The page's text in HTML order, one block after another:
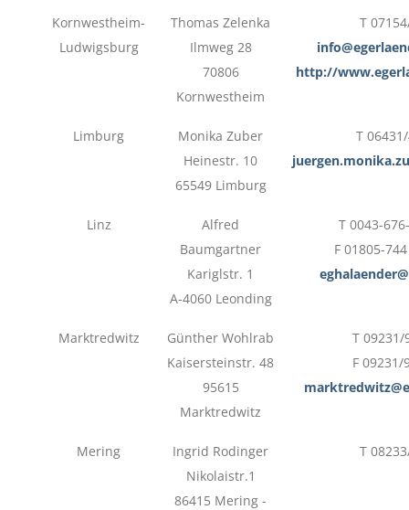
Kornwestheim-
Ludwigsburg
Thomas Zelenka
Ilmweg 28
70806
Kornwestheim
T
http://
Limburg
Monika Zuber
Heinestr. 10
65549 Limburg
T
Linz
Alfred
Baumgartner
Kariglstr. 1
A-4060 Leonding
T 0043-
F 01805-
Marktredwitz
Günther Wohlrab
Kaisersteinstr. 48
95615
Marktredwitz
T 09231/
F 09231/
Mering
Ingrid Rodinger
Nikolaistr.1
86415 Mering -
T